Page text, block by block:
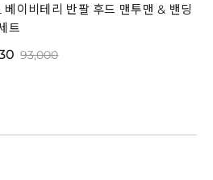
이비테리 반팔 후드 맨투맨 & 밴딩
트
93,000